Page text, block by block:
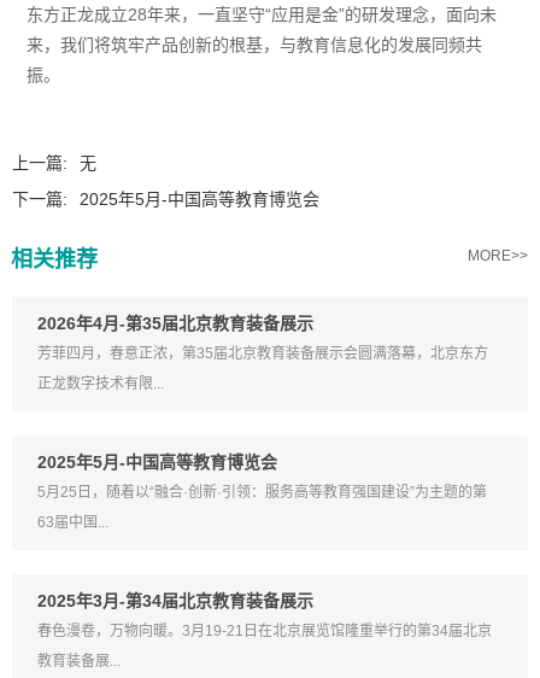
东方正龙成立28年来，一直坚守“应用是金”的研发理念，面向未
来，我们将筑牢产品创新的根基，与教育信息化的发展同频共
振。
上一篇:
无
下一篇:
2025年5月-中国高等教育博览会
相关推荐 MORE>>
2026年4月-第35届北京教育装备展示
芳菲四月，春意正浓，第35届北京教育装备展示会圆满落幕，北京东方
正龙数字技术有限...
2025年5月-中国高等教育博览会
5月25日，随着以“融合·创新·引领：服务高等教育强国建设”为主题的第
63届中国...
2025年3月-第34届北京教育装备展示
春色漫卷，万物向暖。3月19-21日在北京展览馆隆重举行的第34届北京
教育装备展...